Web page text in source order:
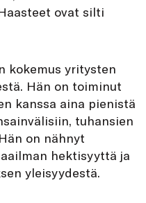
ovat silti
kokemus yritysten
Hän on toiminut
kanssa aina pienistä
tuhansien
on nähnyt
hektisyyttä ja
yleisyydestä.